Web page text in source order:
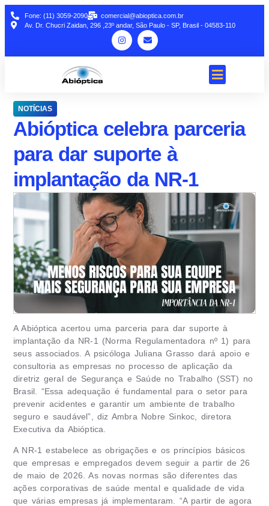
Fone: (11) 3059-2090
comercial@abioptica.com.br
Av. Dr. Chucri Zaidan, 296 ,23º andar, São Paulo - SP, Brasil - 04583-110
NOTÍCIAS
Abióptica celebra parceria
para dar suporte à
implantação da NR-1
A Abióptica acertou uma parceria para dar suporte à
implantação da NR-1 (Norma Regulamentadora nº 1) para
seus associados. A psicóloga Juliana Grasso dará apoio e
consultoria as empresas no processo de aplicação da
diretriz geral de Segurança e Saúde no Trabalho (SST) no
Brasil. “Essa adequação é fundamental para o setor para
prevenir acidentes e garantir um ambiente de trabalho
seguro e saudável”, diz Ambra Nobre Sinkoc, diretora
Executiva da Abióptica.
A NR-1 estabelece as obrigações e os princípios básicos
que empresas e empregados devem seguir a partir de 26
de maio de 2026. As novas normas são diferentes das
ações corporativas de saúde mental e qualidade de vida
que várias empresas já implementaram. “A partir de agora